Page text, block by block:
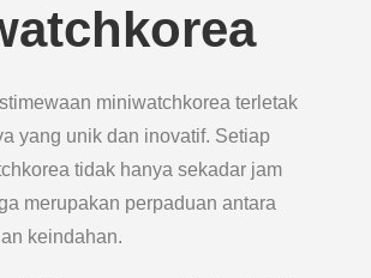
miniwatchkorea terletak
yang unik dan inovatif. Setiap
tidak hanya sekadar jam
merupakan perpaduan antara
keindahan.